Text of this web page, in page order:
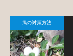
鳩の対策方法